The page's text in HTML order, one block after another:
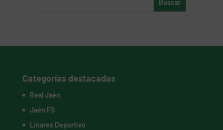
Categorías destacadas
Real Jaén
Jaén FS
Linares Deportivo